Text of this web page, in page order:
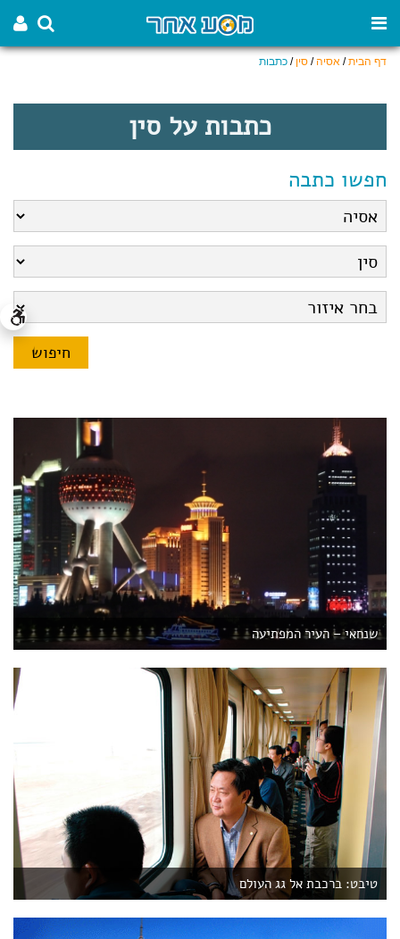
דף הבית/ אסיה/ סין / כתבות
כתבות על סין
חפשו כתבה
שנחאי – העיר המפתיעה
טיבט: ברכבת אל גג העולם